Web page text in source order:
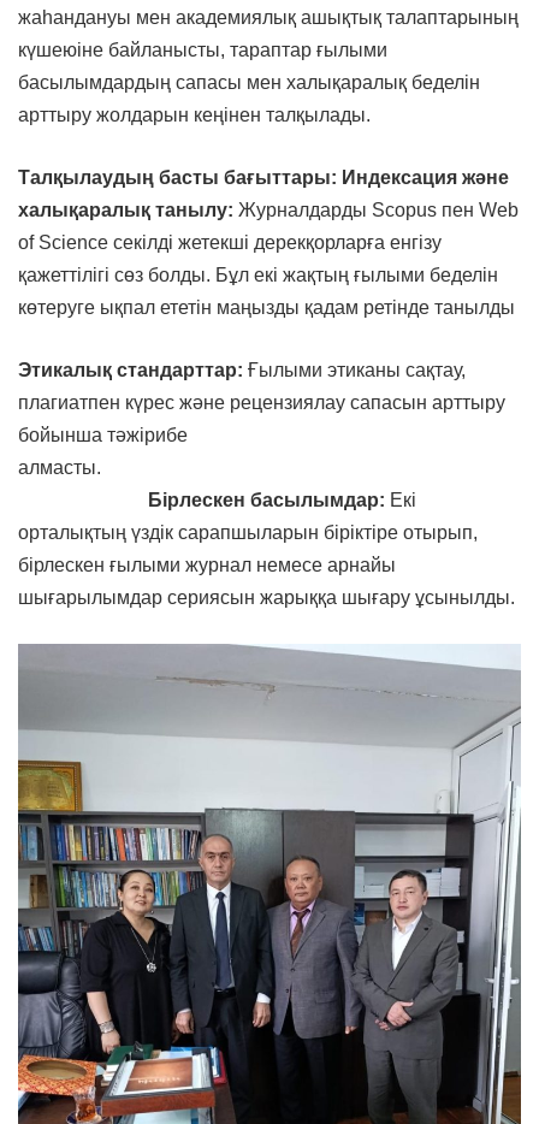
жаһандануы мен академиялық ашықтық талаптарының
күшеюіне байланысты, тараптар ғылыми
басылымдардың сапасы мен халықаралық беделін
арттыру жолдарын кеңінен талқылады.
Талқылаудың басты бағыттары: Индексация және
халықаралық танылу: Журналдарды Scopus пен Web
of Science секілді жетекші дерекқорларға енгізу
қажеттілігі сөз болды. Бұл екі жақтың ғылыми беделін
көтеруге ықпал ететін маңызды қадам ретінде танылды
Этикалық стандарттар: Ғылыми этиканы сақтау,
плагиатпен күрес және рецензиялау сапасын арттыру
бойынша тәжірибе
алмасты.
Бірлескен басылымдар: Екі
орталықтың үздік сарапшыларын біріктіре отырып,
бірлескен ғылыми журнал немесе арнайы
шығарылымдар сериясын жарыққа шығару ұсынылды.